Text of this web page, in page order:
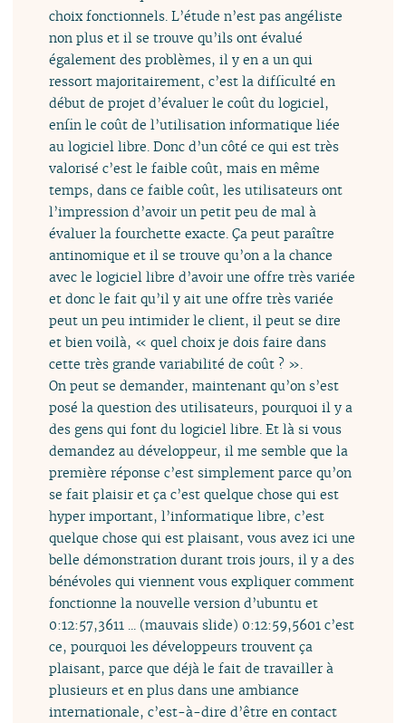
choix fonctionnels. L’étude n’est pas angéliste
non plus et il se trouve qu’ils ont évalué
également des problèmes, il y en a un qui
ressort majoritairement, c’est la difficulté en
début de projet d’évaluer le coût du logiciel,
enfin le coût de l’utilisation informatique liée
au logiciel libre. Donc d’un côté ce qui est très
valorisé c’est le faible coût, mais en même
temps, dans ce faible coût, les utilisateurs ont
l’impression d’avoir un petit peu de mal à
évaluer la fourchette exacte. Ça peut paraître
antinomique et il se trouve qu’on a la chance
avec le logiciel libre d’avoir une offre très variée
et donc le fait qu’il y ait une offre très variée
peut un peu intimider le client, il peut se dire
et bien voilà, « quel choix je dois faire dans
cette très grande variabilité de coût ? ».
On peut se demander, maintenant qu’on s’est
posé la question des utilisateurs, pourquoi il y a
des gens qui font du logiciel libre. Et là si vous
demandez au développeur, il me semble que la
première réponse c’est simplement parce qu’on
se fait plaisir et ça c’est quelque chose qui est
hyper important, l’informatique libre, c’est
quelque chose qui est plaisant, vous avez ici une
belle démonstration durant trois jours, il y a des
bénévoles qui viennent vous expliquer comment
fonctionne la nouvelle version d’ubuntu et
0:12:57,3611 ... (mauvais slide) 0:12:59,5601 c’est
ce, pourquoi les développeurs trouvent ça
plaisant, parce que déjà le fait de travailler à
plusieurs et en plus dans une ambiance
internationale, c’est-à-dire d’être en contact